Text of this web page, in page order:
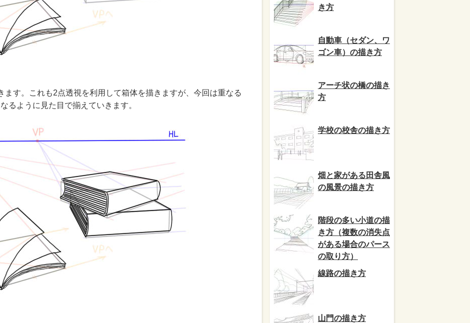
ます。これも2点透視を利用して箱体を描きますが、今回は重なる
るように見た目で揃えていきます。
き方
自動車（セダン、ワ
ゴン車）の描き方
アーチ状の橋の描き
方
学校の校舎の描き方
畑と家がある田舎風
の風景の描き方
階段の多い小道の描
き方（複数の消失点
がある場合のパース
の取り方）
線路の描き方
山門の描き方